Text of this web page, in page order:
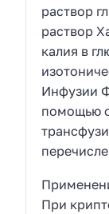
раствор
раствор
калия в
Инфузии
помощью
При